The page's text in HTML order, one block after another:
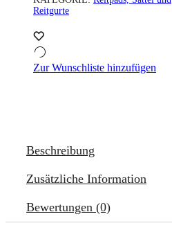
Reitgurte
Zur Wunschliste hinzufügen
Beschreibung
Zusätzliche Information
Bewertungen (0)